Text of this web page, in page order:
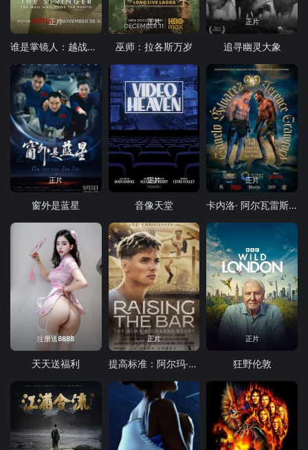
正片
谁是掌镜人：越战经典照片之谜
正片
巫师：拉各斯万岁
正片
追寻幽灵大象
正片
窗外是蓝星
正片
音像天堂
正片
卡内洛· 阿尔瓦雷斯 vs 特伦斯·克劳福德
注册送8888
天天送福利
正片
提高标准：阿尔玛·理查兹的故事
正片
狂野伦敦